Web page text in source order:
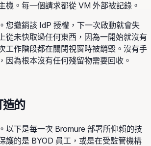
機。每一個請求都從 VM 外部被記錄。
您撤銷該 IdP 授權，下一次啟動就會失
從未快取過任何東西，因為一開始就沒有
作階段都在關閉視窗時被銷毀。沒有手
因為根本沒有任何殘留物需要回收。
的
以下是每一次 Bromure 部署所仰賴的技
的是 BYOD 員工，或是在受監管機構